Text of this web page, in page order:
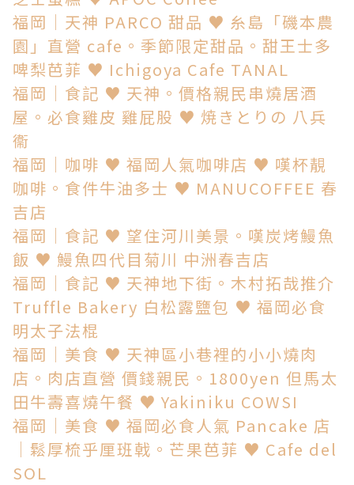
福岡│天神 PARCO 甜品 ♥ 糸島「磯本農
園」直營 cafe。季節限定甜品。甜王士多
啤梨芭菲 ♥ Ichigoya Cafe TANAL
福岡│食記 ♥ 天神。價格親民串燒居酒
屋。必食雞皮 雞屁股 ♥ 焼きとりの 八兵
衞
福岡│咖啡 ♥ 福岡人氣咖啡店 ♥ 嘆杯靚
咖啡。食件牛油多士 ♥ MANUCOFFEE 春
吉店
福岡│食記 ♥ 望住河川美景。嘆炭烤鰻魚
飯 ♥ 鰻魚四代目菊川 中洲春吉店
福岡│食記 ♥ 天神地下街。木村拓哉推介
Truffle Bakery 白松露鹽包 ♥ 福岡必食
明太子法棍
福岡│美食 ♥ 天神區小巷裡的小小燒肉
店。肉店直營 價錢親民。1800yen 但馬太
田牛壽喜燒午餐 ♥ Yakiniku COWSI
福岡│美食 ♥ 福岡必食人氣 Pancake 店
│鬆厚梳乎厘班戟。芒果芭菲 ♥ Cafe del
SOL